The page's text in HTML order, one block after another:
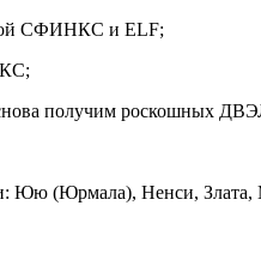
СФИНКС и ELF;
получим роскошных
Юю (Юрмала), Ненси, Злата,